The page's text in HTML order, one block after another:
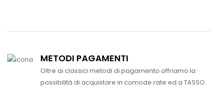
METODI PAGAMENTI
Oltre ai classici metodi di pagamento offriamo la
possibilità di acquistare in comode rate ed a TASSO